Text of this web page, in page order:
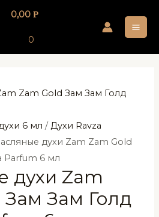
0,00 Р
0
6 мл /Духи Ravza
духи Zam Zam Gold
Parfum 6 мл
духи Zam
Зам Зам Голд